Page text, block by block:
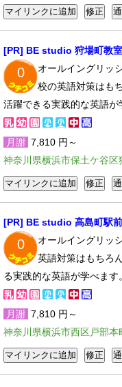
[PR] BE studio 狩場町教
0
オールイングリッ
校の英語対策はも
活躍できる実践的な英語が
月謝 7,810 円～
神奈川県横浜市保土ケ谷
[PR] BE studio 高島町駅
0
オールイングリッ
英語対策はもちろ
る実践的な英語が学べます
月謝 7,810 円～
神奈川県横浜市西区戸部